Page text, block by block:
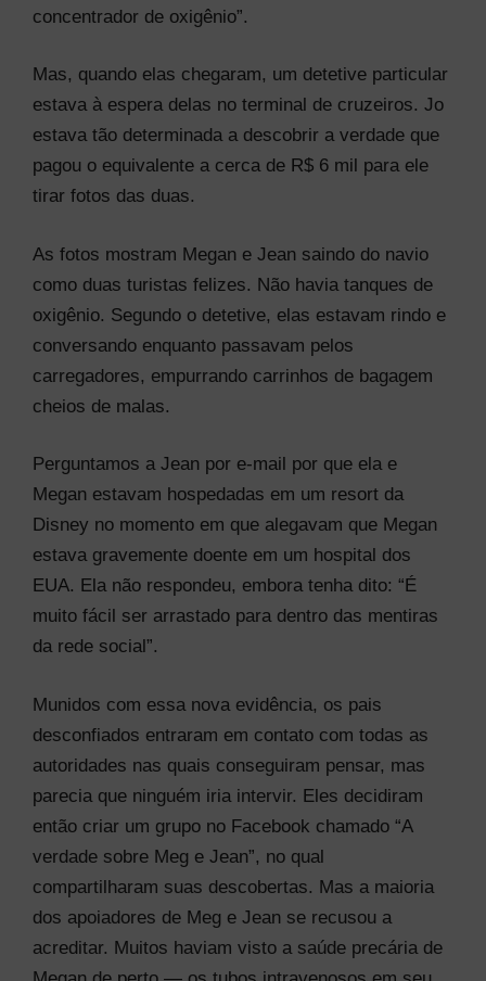
concentrador de oxigênio”.
Mas, quando elas chegaram, um detetive particular
estava à espera delas no terminal de cruzeiros. Jo
estava tão determinada a descobrir a verdade que
pagou o equivalente a cerca de R$ 6 mil para ele
tirar fotos das duas.
As fotos mostram Megan e Jean saindo do navio
como duas turistas felizes. Não havia tanques de
oxigênio. Segundo o detetive, elas estavam rindo e
conversando enquanto passavam pelos
carregadores, empurrando carrinhos de bagagem
cheios de malas.
Perguntamos a Jean por e-mail por que ela e
Megan estavam hospedadas em um resort da
Disney no momento em que alegavam que Megan
estava gravemente doente em um hospital dos
EUA. Ela não respondeu, embora tenha dito: “É
muito fácil ser arrastado para dentro das mentiras
da rede social”.
Munidos com essa nova evidência, os pais
desconfiados entraram em contato com todas as
autoridades nas quais conseguiram pensar, mas
parecia que ninguém iria intervir. Eles decidiram
então criar um grupo no Facebook chamado “A
verdade sobre Meg e Jean”, no qual
compartilharam suas descobertas. Mas a maioria
dos apoiadores de Meg e Jean se recusou a
acreditar. Muitos haviam visto a saúde precária de